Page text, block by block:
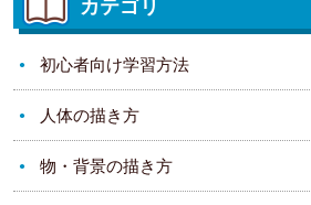
カテゴリ
初心者向け学習方法
人体の描き方
物・背景の描き方